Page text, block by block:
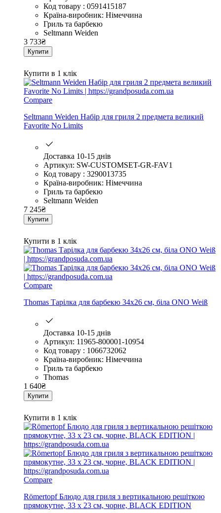
Код товару : 0591415187
Країна-виробник: Німеччина
Гриль та барбекю
Seltmann Weiden
3 733₴
Купити
Купити в 1 клік
Compare
Seltmann Weiden Набір для гриля 2 предмета великий
Favorite No Limits
Доставка 10-15 днів
Артикул: SW-CUSTOMSET-GR-FAV1
Код товару : 3290013735
Країна-виробник: Німеччина
Гриль та барбекю
Seltmann Weiden
7 245₴
Купити
Купити в 1 клік
Compare
Thomas Тарілка для барбекю 34х26 см, біла ONO Weiß
Доставка 10-15 днів
Артикул: 11965-800001-10954
Код товару : 1066732062
Країна-виробник: Німеччина
Гриль та барбекю
Thomas
1 640₴
Купити
Купити в 1 клік
Compare
Römertopf Блюдо для гриля з вертикальною решіткою
прямокутне, 33 х 23 см, чорне, BLACK EDITION